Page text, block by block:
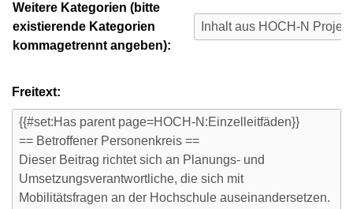
Weitere Kategorien (bitte
existierende Kategorien
kommagetrennt angeben):
Freitext: